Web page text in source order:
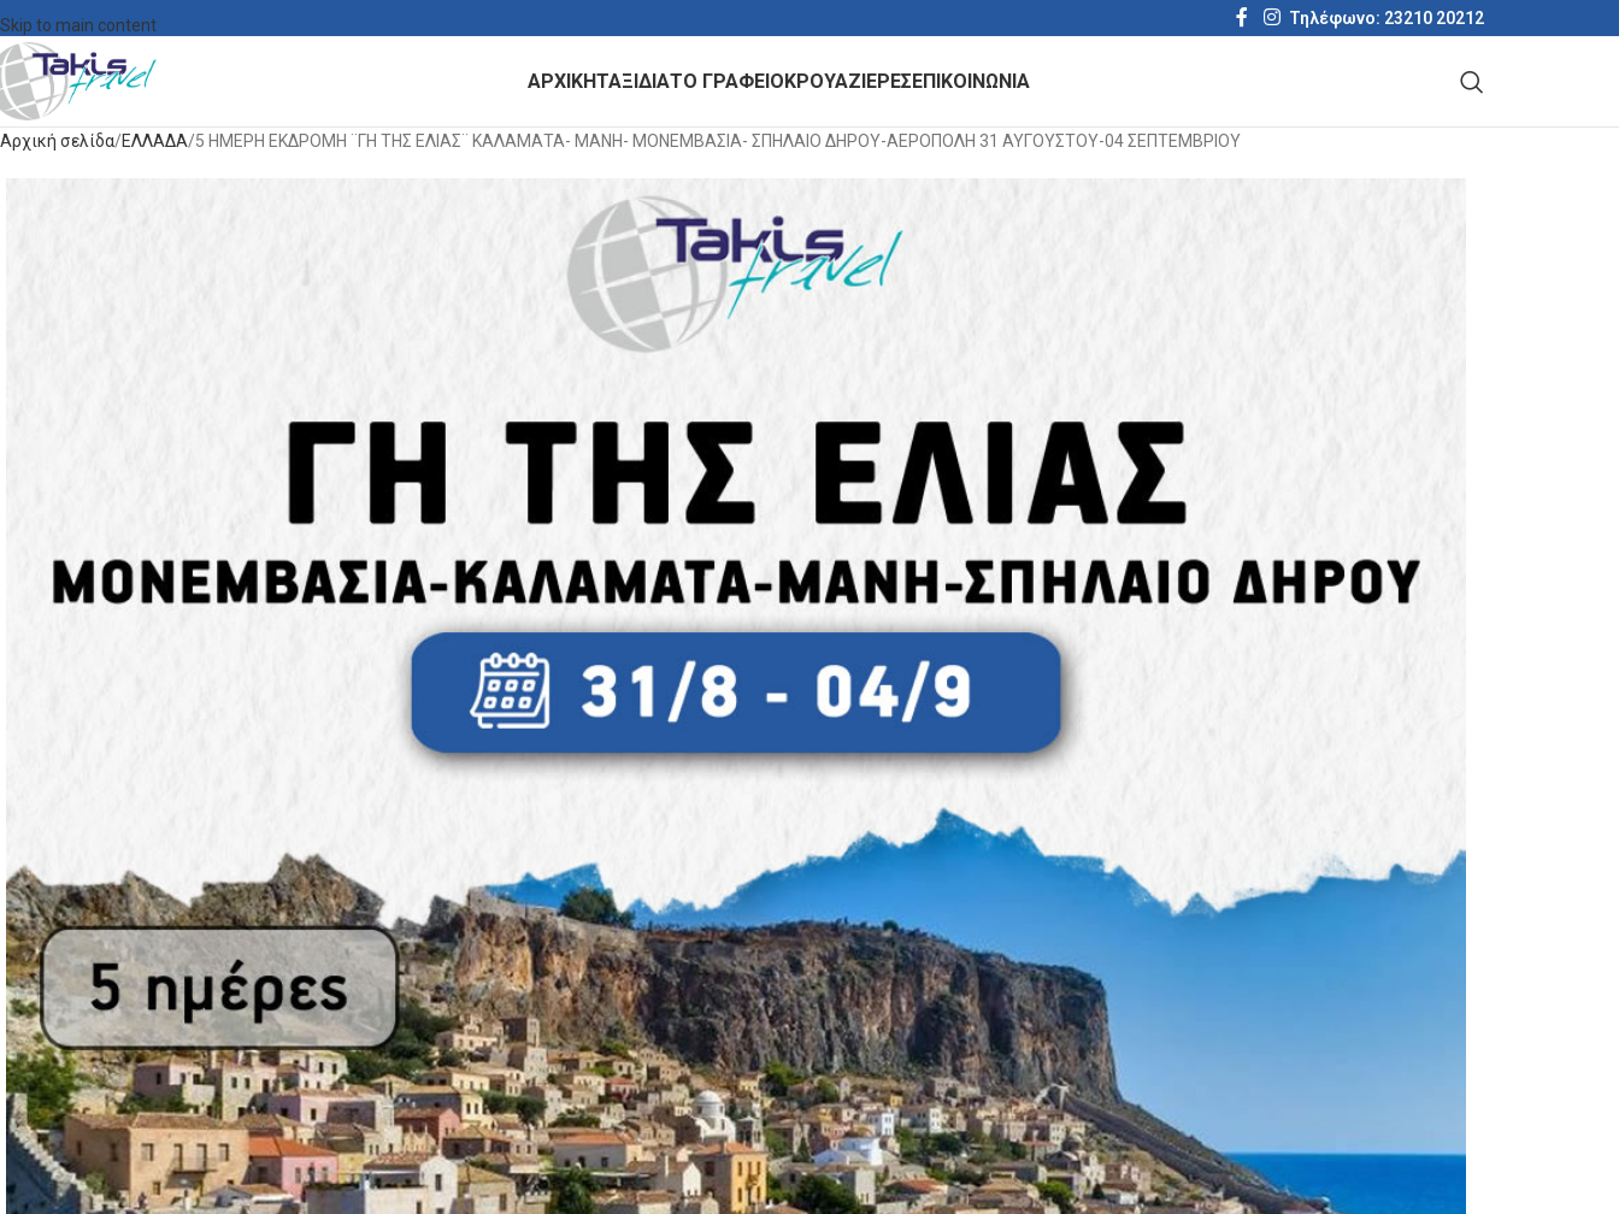
Skip to main content Τηλέφωνο: 23210 20212
ΑΡΧΙΚΗΤΑΞΙΔΙΑΤΟ ΓΡΑΦΕΙΟΚΡΟΥΑΖΙΕΡΕΣΕΠΙΚΟΙΝΩΝΙΑ
Αρχική σελίδα ΕΛΛΑΔΑ 5 ΗΜΕΡΗ ΕΚΔΡΟΜΗ ¨ΓΗ ΤΗΣ ΕΛΙΑΣ¨ KΑΛΑΜΑΤΑ- ΜΑΝΗ- ΜΟΝΕΜΒΑΣΙΑ- ΣΠΗΛΑΙΟ ΔΗΡΟΥ-ΑΕΡΟΠΟΛΗ 31 ΑΥΓΟΥΣΤΟΥ-04 ΣΕΠΤΕΜΒΡΙΟΥ